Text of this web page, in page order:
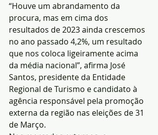
“Houve um abrandamento da
procura, mas em cima dos
resultados de 2023 ainda crescemos
no ano passado 4,2%, um resultado
que nos coloca ligeiramente acima
da média nacional”, afirma José
Santos, presidente da Entidade
Regional de Turismo e candidato à
agência responsável pela promoção
externa da região nas eleições de 31
de Março.